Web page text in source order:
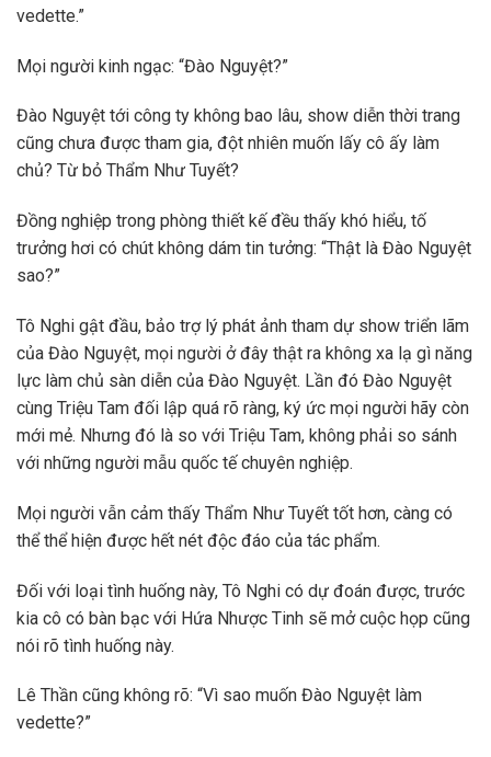
vedette.”
Mọi người kinh ngạc: “Đào Nguyệt?”
Đào Nguyệt tới công ty không bao lâu, show diễn thời trang
cũng chưa được tham gia, đột nhiên muốn lấy cô ấy làm
chủ? Từ bỏ Thẩm Như Tuyết?
Đồng nghiệp trong phòng thiết kế đều thấy khó hiểu, tố
trưởng hơi có chút không dám tin tưởng: “Thật là Đào Nguyệt
sao?”
Tô Nghi gật đầu, bảo trợ lý phát ảnh tham dự show triển lãm
của Đào Nguyệt, mọi người ở đây thật ra không xa lạ gì năng
lực làm chủ sàn diễn của Đào Nguyệt. Lần đó Đào Nguyệt
cùng Triệu Tam đối lập quá rõ ràng, ký ức mọi người hãy còn
mới mẻ. Nhưng đó là so với Triệu Tam, không phải so sánh
với những người mẫu quốc tế chuyên nghiệp.
Mọi người vẫn cảm thấy Thẩm Như Tuyết tốt hơn, càng có
thể thể hiện được hết nét độc đáo của tác phẩm.
Đối với loại tình huống này, Tô Nghi có dự đoán được, trước
kia cô có bàn bạc với Hứa Nhược Tinh sẽ mở cuộc họp cũng
nói rõ tình huống này.
Lê Thần cũng không rõ: “Vì sao muốn Đào Nguyệt làm
vedette?”